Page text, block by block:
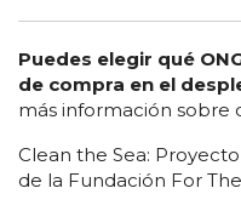
Puedes elegir qué
de compra en el
más información sobre
Clean the Sea:
de la Fundación For